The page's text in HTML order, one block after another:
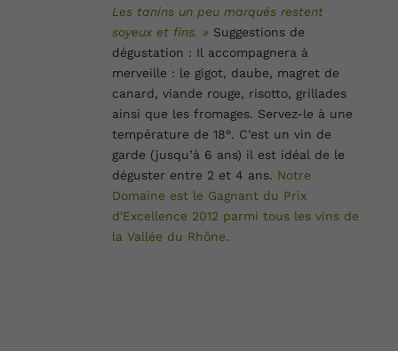
Les tanins un peu marqués restent
soyeux et fins. » Suggestions de
dégustation : Il accompagnera à
merveille : le gigot, daube, magret de
canard, viande rouge, risotto, grillades
ainsi que les fromages. Servez-le à une
température de 18°. C’est un vin de
garde (jusqu’à 6 ans) il est idéal de le
déguster entre 2 et 4 ans. Notre
Domaine est le Gagnant du Prix
d'Excellence 2012 parmi tous les vins de
la Vallée du Rhône.